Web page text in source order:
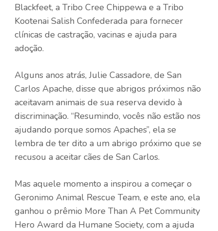
Blackfeet, a Tribo Cree Chippewa e a Tribo
Kootenai Salish Confederada para fornecer
clínicas de castração, vacinas e ajuda para
adoção.
Alguns anos atrás, Julie Cassadore, de San
Carlos Apache, disse que abrigos próximos não
aceitavam animais de sua reserva devido à
discriminação. “Resumindo, vocês não estão nos
ajudando porque somos Apaches”, ela se
lembra de ter dito a um abrigo próximo que se
recusou a aceitar cães de San Carlos.
Mas aquele momento a inspirou a começar o
Geronimo Animal Rescue Team, e este ano, ela
ganhou o prêmio More Than A Pet Community
Hero Award da Humane Society, com a ajuda